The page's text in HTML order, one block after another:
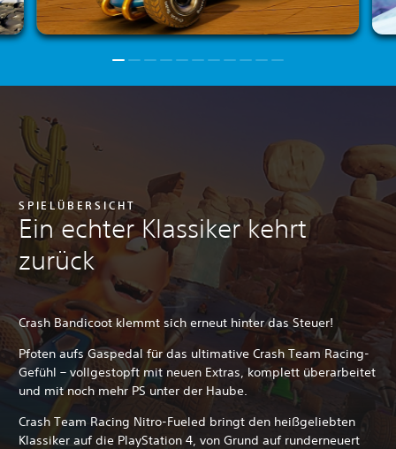
SPIELÜBERSICHT
Ein echter Klassiker kehrt
zurück
Crash Bandicoot klemmt sich erneut hinter das Steuer!
Pfoten aufs Gaspedal für das ultimative Crash Team Racing-
Gefühl – vollgestopft mit neuen Extras, komplett überarbeitet
und mit noch mehr PS unter der Haube.
Crash Team Racing Nitro-Fueled bringt den heißgeliebten
Klassiker auf die PlayStation 4, von Grund auf runderneuert